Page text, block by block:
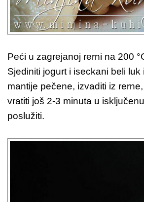
Peći u zagrejanoj rerni na 200
Sjediniti jogurt i iseckani beli luk
mantije pečene, izvaditi iz
vratiti još 2-3 minuta u
poslužiti.